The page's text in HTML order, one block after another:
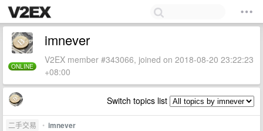
ONLINE
imnever
V2EX member #343066, joined on 2018-08-20 23:22:23
+08:00
Switch topics list
二手交易 • imnever